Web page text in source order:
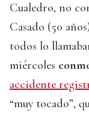
Cualedro, no
Casado (50
todos lo
miércoles
accidente
“muy tocado”,